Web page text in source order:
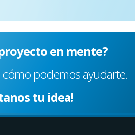
en mente?
podemos ayudarte.
tu idea!